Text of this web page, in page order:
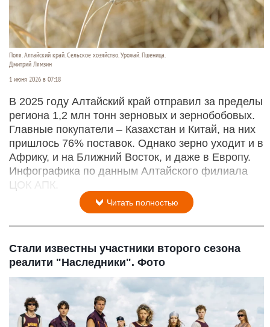
Поля. Алтайский край. Сельское хозяйство. Урожай. Пшеница.
Дмитрий Лямзин
1 июня 2026 в 07:18
В 2025 году Алтайский край отправил за пределы
региона 1,2 млн тонн зерновых и зернобобовых.
Главные покупатели – Казахстан и Китай, на них
пришлось 76% поставок. Однако зерно уходит и в
Африку, и на Ближний Восток, и даже в Европу.
Инфографика по данным Алтайского филиала
ЦОК АПК.
Читать полностью
Стали известны участники второго сезона
реалити "Наследники". Фото